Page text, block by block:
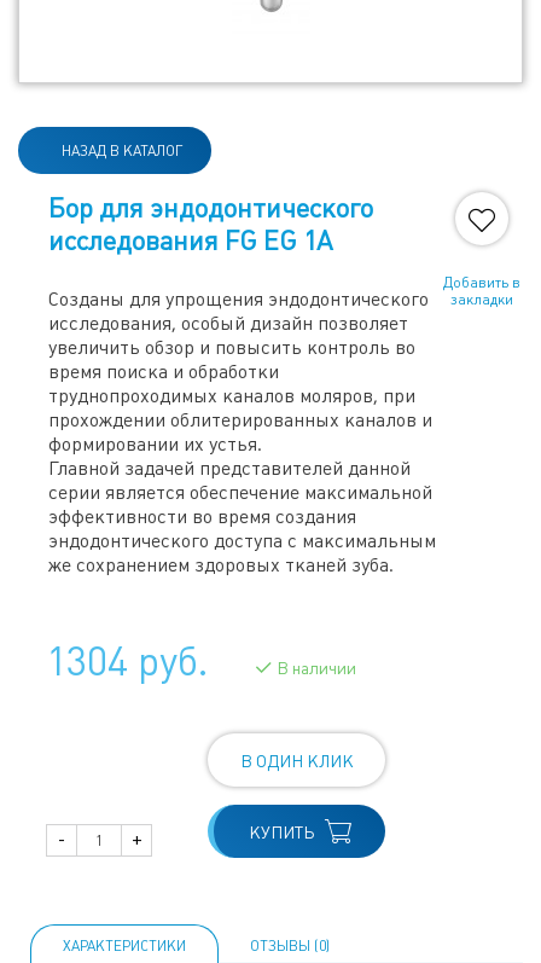
НАЗАД В КАТАЛОГ
Бор для эндодонтического
исследования FG EG 1A
Созданы для упрощения эндодонтического
исследования, особый дизайн позволяет
увеличить обзор и повысить контроль во
время поиска и обработки
труднопроходимых каналов моляров, при
прохождении облитерированных каналов и
формировании их устья.
Главной задачей представителей данной
серии является обеспечение максимальной
эффективности во время создания
эндодонтического доступа с максимальным
же сохранением здоровых тканей зуба.
Добавить в
закладки
1304 руб. В наличии
- +
В ОДИН КЛИК
КУПИТЬ
ХАРАКТЕРИСТИКИ ОТЗЫВЫ (0)